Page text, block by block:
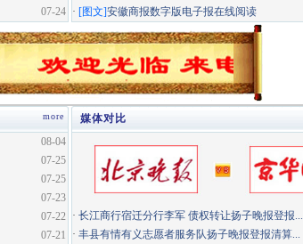
07-24 · [图文]安徽商报数字版电子报在线阅读
more
媒体对比
08-04
07-25
07-25
07-23
07-22
07-21
· 长江商行宿迁分行李军 债权转让扬子晚报登报...
· 丰县有情有义志愿者服务队扬子晚报登报清算...